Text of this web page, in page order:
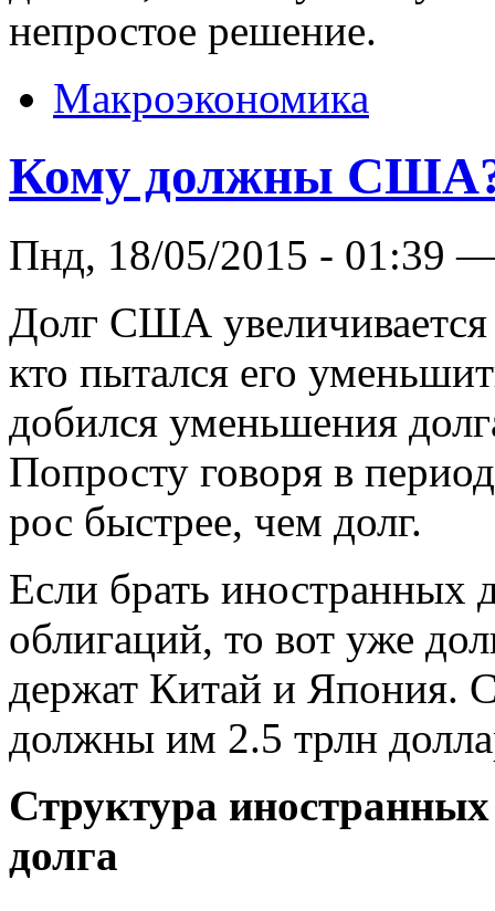
непростое решение.
Макроэкономика
Кому должны
Пнд, 18/05/2015 - 01:39
Долг США
кто пытался его
добился уменьшения
Попросту говоря в
рос быстрее, чем долг.
Если брать иностранных
облигаций, то вот уже
держат Китай и Япония.
должны им 2.5 трлн
Структура
долга